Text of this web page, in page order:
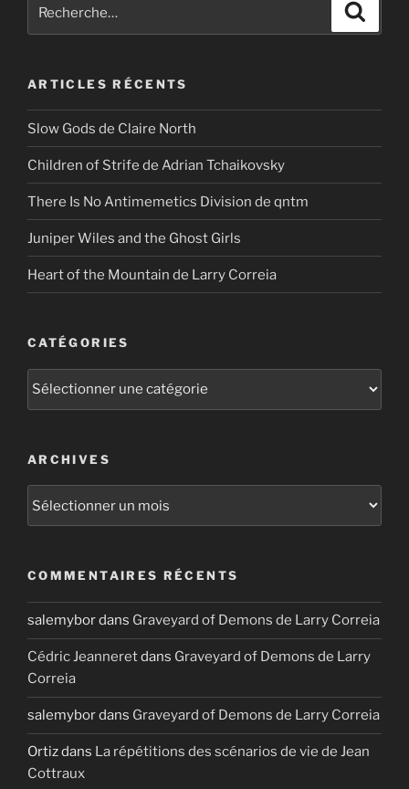
ARTICLES RÉCENTS
Slow Gods de Claire North
Children of Strife de Adrian Tchaikovsky
There Is No Antimemetics Division de qntm
Juniper Wiles and the Ghost Girls
Heart of the Mountain de Larry Correia
CATÉGORIES
Catégories
ARCHIVES
COMMENTAIRES RÉCENTS
salemybordans Graveyard of Demons de Larry Correia
Cédric Jeanneretdans Graveyard of Demons de Larry
Correia
salemybordans Graveyard of Demons de Larry Correia
Ortizdans La répétitions des scénarios de vie de Jean
Cottraux